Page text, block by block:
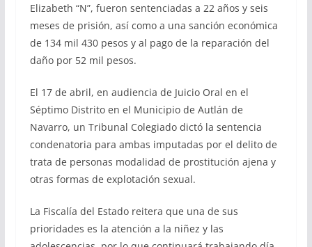
Elizabeth “N”, fueron sentenciadas a 22 años y seis
meses de prisión, así como a una sanción económica
de 134 mil 430 pesos y al pago de la reparación del
daño por 52 mil pesos.
El 17 de abril, en audiencia de Juicio Oral en el
Séptimo Distrito en el Municipio de Autlán de
Navarro, un Tribunal Colegiado dictó la sentencia
condenatoria para ambas imputadas por el delito de
trata de personas modalidad de prostitución ajena y
otras formas de explotación sexual.
La Fiscalía del Estado reitera que una de sus
prioridades es la atención a la niñez y las